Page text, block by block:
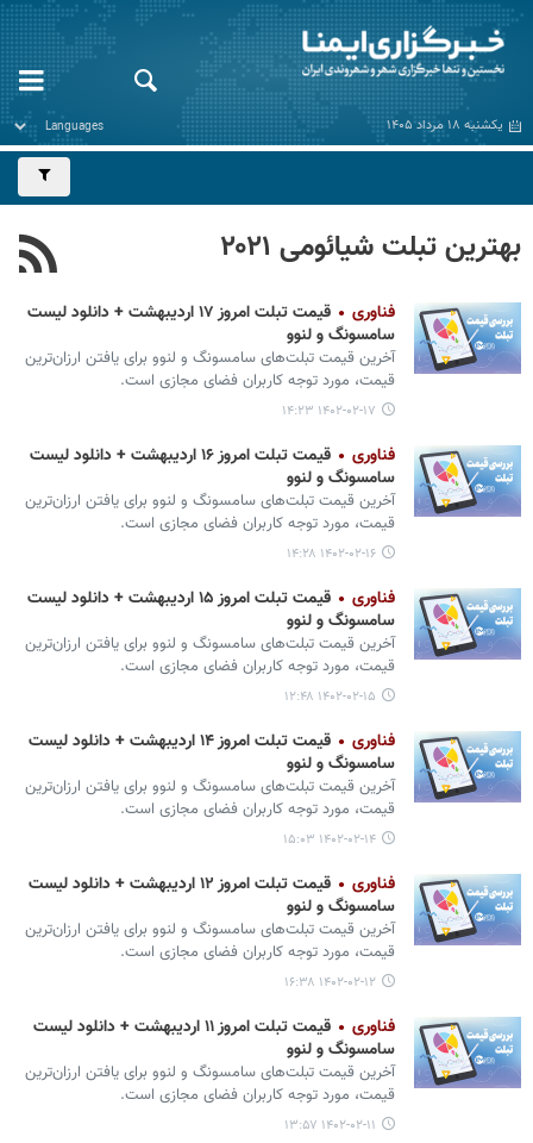
یکشنبه ۱۸ مرداد ۱۴۰۵
بهترین تبلت شیائومی ۲۰۲۱
فناوری
قیمت تبلت امروز ۱۷ اردیبهشت + دانلود لیست
سامسونگ و لنوو
آخرین قیمت تبلت‌های سامسونگ و لنوو برای یافتن ارزان‌ترین
قیمت، مورد توجه کاربران فضای مجازی است.
۱۴۰۲-۰۲-۱۷ ۱۴:۲۳
فناوری
قیمت تبلت امروز ۱۶ اردیبهشت + دانلود لیست
سامسونگ و لنوو
آخرین قیمت تبلت‌های سامسونگ و لنوو برای یافتن ارزان‌ترین
قیمت، مورد توجه کاربران فضای مجازی است.
۱۴۰۲-۰۲-۱۶ ۱۴:۲۸
فناوری
قیمت تبلت امروز ۱۵ اردیبهشت + دانلود لیست
سامسونگ و لنوو
آخرین قیمت تبلت‌های سامسونگ و لنوو برای یافتن ارزان‌ترین
قیمت، مورد توجه کاربران فضای مجازی است.
۱۴۰۲-۰۲-۱۵ ۱۲:۴۸
فناوری
قیمت تبلت امروز ۱۴ اردیبهشت + دانلود لیست
سامسونگ و لنوو
آخرین قیمت تبلت‌های سامسونگ و لنوو برای یافتن ارزان‌ترین
قیمت، مورد توجه کاربران فضای مجازی است.
۱۴۰۲-۰۲-۱۴ ۱۵:۰۳
فناوری
قیمت تبلت امروز ۱۲ اردیبهشت + دانلود لیست
سامسونگ و لنوو
آخرین قیمت تبلت‌های سامسونگ و لنوو برای یافتن ارزان‌ترین
قیمت، مورد توجه کاربران فضای مجازی است.
۱۴۰۲-۰۲-۱۲ ۱۶:۳۸
فناوری
قیمت تبلت امروز ۱۱ اردیبهشت + دانلود لیست
سامسونگ و لنوو
آخرین قیمت تبلت‌های سامسونگ و لنوو برای یافتن ارزان‌ترین
قیمت، مورد توجه کاربران فضای مجازی است.
۱۴۰۲-۰۲-۱۱ ۱۳:۵۷